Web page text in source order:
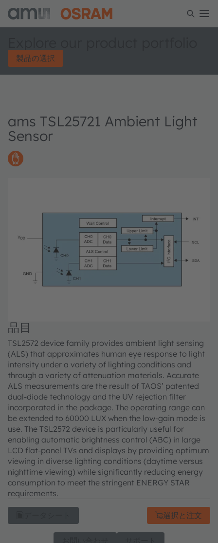
製品の選択
ams TSL25721 Ambient Light
Sensor
品目
TSL2572 device family provides ambient light sensing
(ALS) that approximates human eye response to light
intensity under a variety of lighting conditions and
through a variety of attenuation materials. Accurate
ALS measurements are the result of TAOS’ patented
dual-diode technology and the UV rejection filter
incorporated in the package. The operating range can
be extended to 60000 LUX when the low-gain mode is
use. The TSL2572 device is particularly useful for
enabling automatic brightness control (ABC) in large
LCD flat-panel TVs and displays by providing optimum
viewing in diverse lighting conditions (daytime versus
nighttime viewing) while significantly reducing energy
consumption to meet the stringent ENERGY STAR
requirements.
選択と注文